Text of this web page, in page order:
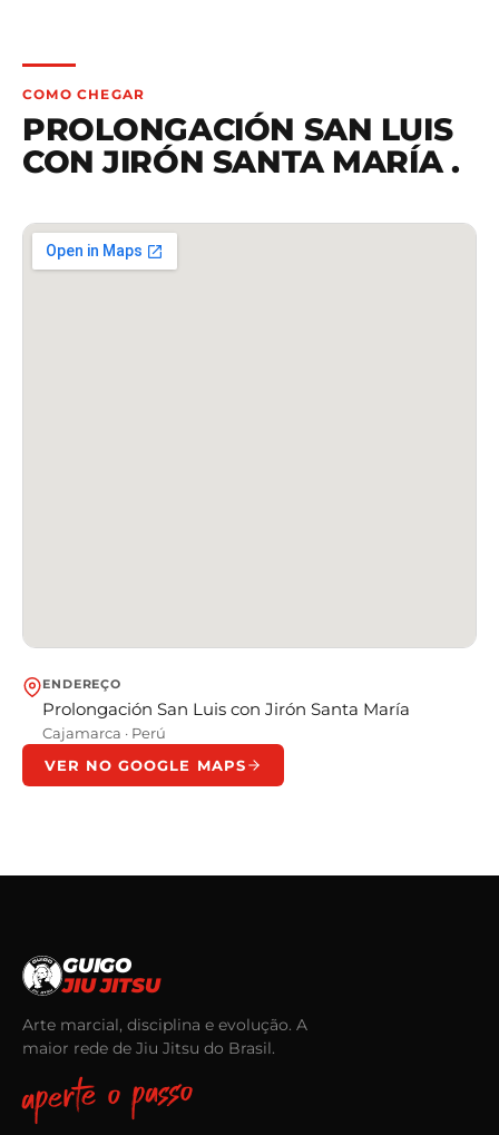
COMO CHEGAR
PROLONGACIÓN SAN LUIS
CON JIRÓN SANTA MARÍA.
ENDEREÇO
Prolongación San Luis con Jirón Santa María
Cajamarca · Perú
VER NO GOOGLE MAPS
GUIGO
JIU JITSU
Arte marcial, disciplina e evolução. A
maior rede de Jiu Jitsu do Brasil.
aperte o passo